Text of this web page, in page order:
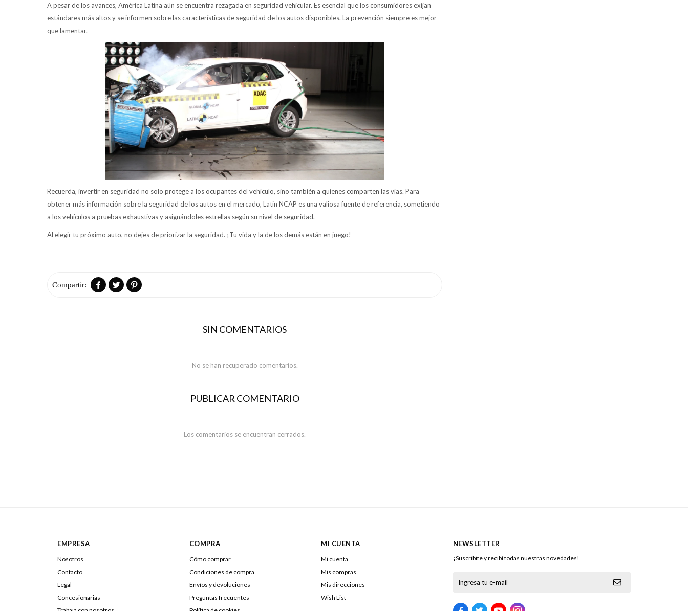
A pesar de los avances, América Latina aún se encuentra rezagada en seguridad vehicular. Es esencial que los consumidores exijan
estándares más altos y se informen sobre las características de seguridad de los autos disponibles. La prevención siempre es mejor
que lamentar.
Recuerda, invertir en seguridad no solo protege a los ocupantes del vehículo, sino también a quienes comparten las vías. Para
obtener más información sobre la seguridad de los autos en el mercado, Latin NCAP es una valiosa fuente de referencia, sometiendo
a los vehículos a pruebas exhaustivas y asignándoles estrellas según su nivel de seguridad.
Al elegir tu próximo auto, no dejes de priorizar la seguridad. ¡Tu vida y la de los demás están en juego!
  
SIN COMENTARIOS
No se han recuperado comentarios.
PUBLICAR COMENTARIO
Los comentarios se encuentran cerrados.
EMPRESA
Nosotros
Contacto
Legal
Concesionarias
COMPRA
Cómo comprar
Condiciones de compra
Envíos y devoluciones
Preguntas frecuentes
MI CUENTA
Mi cuenta
Mis compras
Mis direcciones
Wish List
NEWSLETTER
¡Suscribite y recibí todas nuestras novedades!